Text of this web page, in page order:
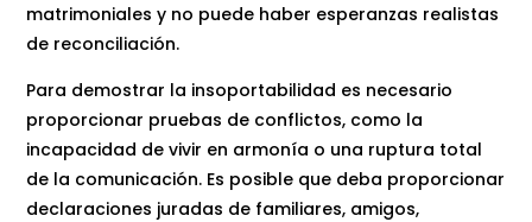
matrimoniales y no puede haber esperanzas realistas
de reconciliación.
Para demostrar la insoportabilidad es necesario
proporcionar pruebas de conflictos, como la
incapacidad de vivir en armonía o una ruptura total
de la comunicación. Es posible que deba proporcionar
declaraciones juradas de familiares, amigos,